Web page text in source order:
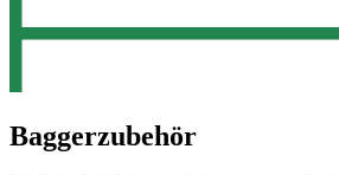
Baggerzubehör